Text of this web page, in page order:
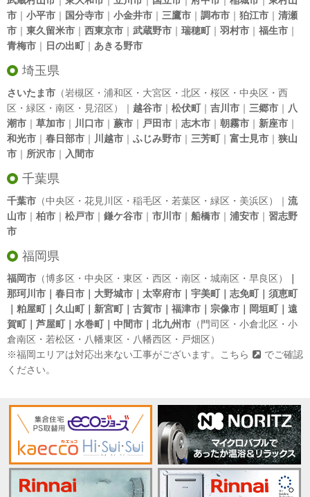
市 ｜ 小平市 ｜ 国分寺市 ｜ 小金井市 ｜ 三鷹市 ｜ 調布市 ｜ 狛江市 ｜ 清瀬
市 ｜ 東久留米市 ｜ 西東京市 ｜ 武蔵野市 ｜ 瑞穂町｜ 羽村市 ｜ 福生市 ｜
青梅市 ｜ 日の出町｜ あきる野市
埼玉県
さいたま市 （岩槻区・浦和区・大宮区・北区・桜区・中央区・西
区・緑区・南区・見沼区）｜ 越谷市 ｜ 松伏町｜ 吉川市 ｜ 三郷市 ｜ 八
潮市 ｜ 草加市 ｜ 川口市 ｜ 蕨市 ｜ 戸田市 ｜ 志木市 ｜ 朝霧市 ｜ 新座市 ｜
和光市 ｜ 春日部市 ｜ 川越市 ｜ ふじみ野市 ｜ 三芳町｜ 富士見市 ｜ 狭山
市 ｜ 所沢市 ｜ 入間市
千葉県
千葉市 （中央区・花見川区・稲毛区・若葉区・緑区・美浜区）｜ 流
山市 ｜ 柏市 ｜ 松戸市 ｜ 鎌ケ谷市 ｜ 市川市 ｜ 船橋市 ｜ 浦安市 ｜ 習志野
市
福岡県
福岡市 （博多区・中央区・東区・西区・南区・城南区・早良区）
那珂川市｜春日市｜大野城市｜太宰府市｜宇美町｜志免町｜須恵町
｜粕屋町｜久山町｜新宮町｜古賀市｜福津市｜宗像市｜岡垣町｜遠
賀町｜芦屋町｜水巻町｜中間市｜北九州市 （門司区・小倉北区・小
倉南区・若松区・八幡東区・八幡西区・戸畑区）
※福岡エリアは対応出来ない工事がございます。
こちら
でご確認
ください。